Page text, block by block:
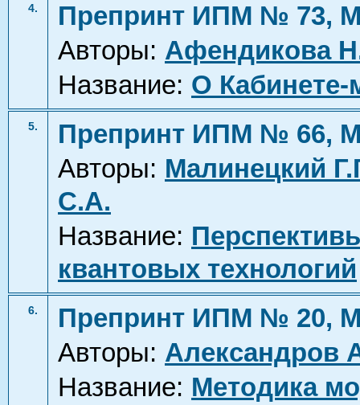
4.
Препринт ИПМ № 73,
Авторы: Афендикова
Название: О
5.
Препринт ИПМ № 66,
Авторы: Малинецкий
С.А.
Название:
квантовых технологий
6.
Препринт ИПМ № 20,
Авторы: Александров
Название: Методика